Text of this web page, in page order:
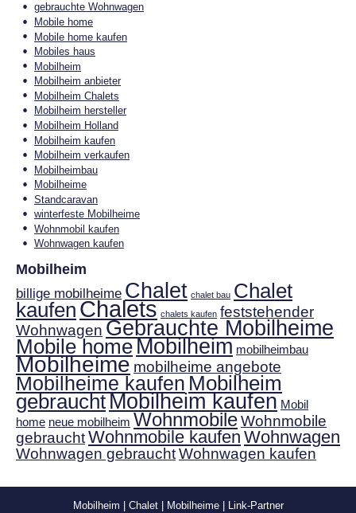
gebrauchte Wohnwagen
Mobile home
Mobile home kaufen
Mobiles haus
Mobilheim
Mobilheim anbieter
Mobilheim Chalets
Mobilheim hersteller
Mobilheim Holland
Mobilheim kaufen
Mobilheim verkaufen
Mobilheimbau
Mobilheime
Standcaravan
winterfeste Mobilheime
Wohnmobil kaufen
Wohnwagen kaufen
Mobilheim
billige mobilheime Chalet chalet bau Chalet
kaufenChalets chalets kaufen feststehender
Wohnwagen Gebrauchte Mobilheime
Mobile homeMobilheim mobilheimbau
Mobilheime mobilheime angebote
Mobilheime kaufen Mobilheim
gebrauchtMobilheim kaufen Mobil
home neue mobilheim WohnmobileWohnmobile
gebrauchtWohnmobile kaufen Wohnwagen
Wohnwagen gebrauchtWohnwagen kaufen
Mobilheim Chalet| Mobilheime| Link-Partner